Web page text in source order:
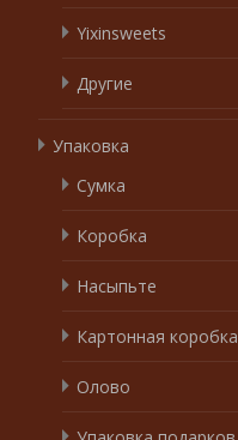
Yixinsweets
Другие
Упаковка
Сумка
Коробка
Насыпьте
Картонная коробка
Олово